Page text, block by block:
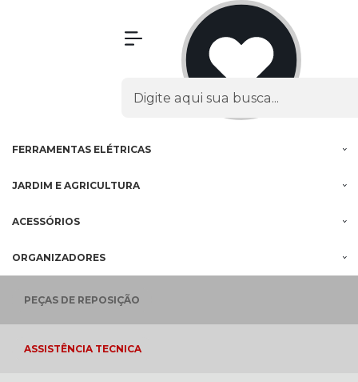
FERRAMENTAS ELÉTRICAS
JARDIM E AGRICULTURA
ACESSÓRIOS
ORGANIZADORES
PEÇAS DE REPOSIÇÃO
ASSISTÊNCIA TECNICA